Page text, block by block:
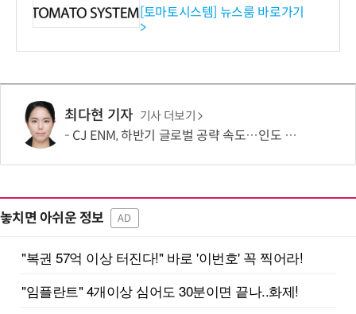
기관·보험사 공략”
[토마토시스템] 뉴스룸 바로가기
>
최다현 기자 기사 더보기
CJ ENM, 하반기 글로벌 공략 속도…인도 등 신규 시장 개척
놓치면 아쉬운 정보 AD